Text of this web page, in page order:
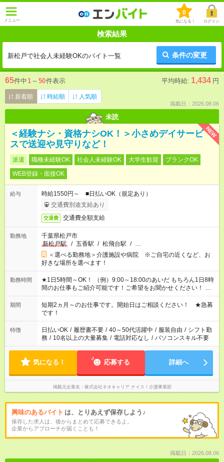
メニュー
0
気になる！ ログイン
検索結果
新松戸で社会人未経験OKのバイト一覧 条件の変更
65件中1 ～ 50件表示 平均時給: 1,434 円
新着順 時給順 人気順
掲載日：2026.08.06
未読
NEW
＜経験ナシ・資格ナシOK！＞小さめデイサービ
スで送迎や見守りなど！
派遣 職種未経験OK 社会人未経験OK 大学生歓迎
ブランクOK
WEB登録・面接OK
給与
時給1550円～ ■日払いOK（規定あり）
交通費別途支給あり
交通費 交通費全額支給
勤務地
千葉県松戸市
新松戸駅
/ 五香駅 / 松飛台駅 / …
＜選べる勤務地＞介護施設や病院 ※ご自宅の近くなど、お
好きな場所を選べます！
勤務時間
★1日5時間～OK！ （例）9:00～18:00のあいだ もちろん1日8時
間のお仕事もご紹介可能です！ご希望をお聞かせください！ ★
家庭の都合でお休みが必要な場合も遠慮なくご相談ください。
※週最低15時間以上の勤務が必要です
期間
短期2ヵ月～のお仕事です。開始日はご相談ください！ ★急募
です！
特徴 日払いOK / 履歴書不要 / 40～50代活躍中 / 服装自由 / シフト勤
務 / 10名以上の大量募集 / 電話対応なし / パソコンスキル不要
気になる！ 応募する 詳細へ
掲載元企業名 株式会社ネオキャリア ナイス！介護事業部
興味のあるバイト は、とりあえず保存しよう♪
保存した求人は、後からまとめて応募できるよ。
企業からアプローチが届くことも！
掲載日：2026.08.06